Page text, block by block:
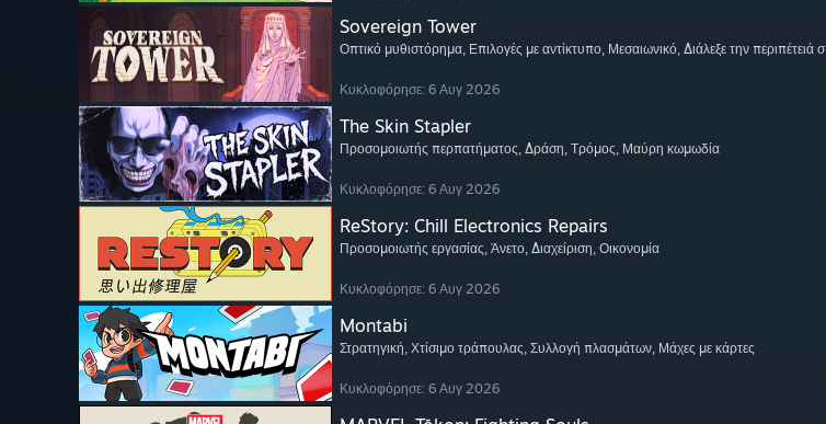
Sovereign Tower
Οπτικό μυθιστόρημα, Επιλογές με αντίκτυπο, Μεσαιωνικό, Διάλεξε την περιπέτειά σου
Κυκλοφόρησε: 6 Αυγ 2026
The Skin Stapler
Προσομοιωτής περπατήματος, Δράση, Τρόμος, Μαύρη κωμωδία
Κυκλοφόρησε: 6 Αυγ 2026
ReStory: Chill Electronics Repairs
Προσομοιωτής εργασίας, Άνετο, Διαχείριση, Οικονομία
Κυκλοφόρησε: 6 Αυγ 2026
Montabi
Στρατηγική, Χτίσιμο τράπουλας, Συλλογή πλασμάτων, Μάχες με κάρτες
Κυκλοφόρησε: 6 Αυγ 2026